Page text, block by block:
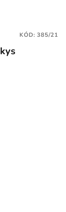
KÓD:385/21